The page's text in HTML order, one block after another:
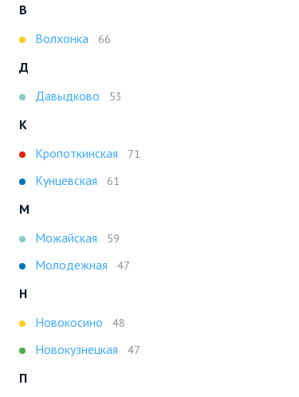
В
Волхонка
66
Д
Давыдково
53
К
Кропоткинская
71
Кунцевская 61
М
Можайская
59
Молодежная 47
Н
Новокосино
48
Новокузнецкая 47
П